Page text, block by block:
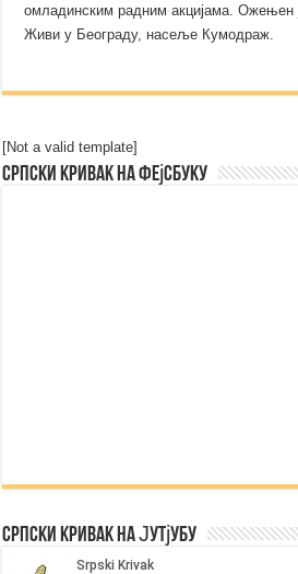
омладинским радним акцијама. Ожењен
Живи у Београду, насеље Кумодраж.
[Not a valid template]
Српски Кривак на Фејсбуку
Српски Кривак на Јутјубу